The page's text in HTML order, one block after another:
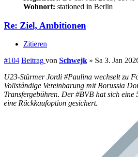
Wohnort: stationed in Berlin
Re: Ziel, Ambitionen
Zitieren
#104 Beitrag von Schwejk » Sa 3. Jan
U23-Stürmer Jordi #Paulina wechselt zu
Vollständige Vereinbarung mit Borussia
Transfergebühren. Der #BVB hat sich eine
eine Rückkaufoption gesichert.